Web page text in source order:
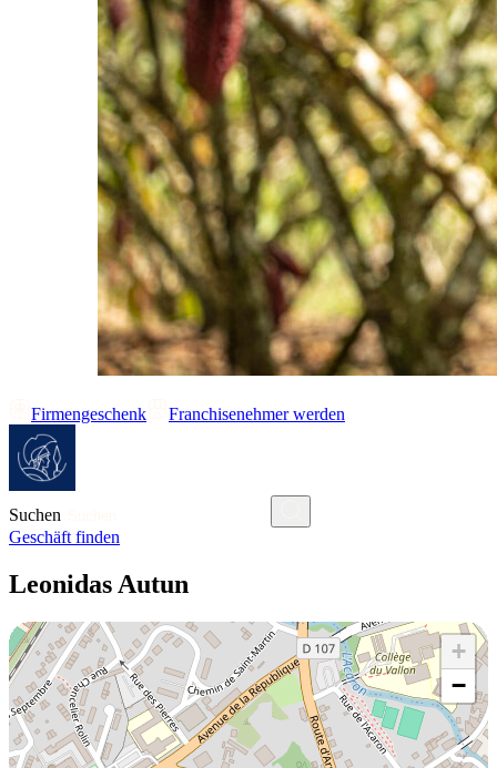
Firmengeschenk Franchisenehmer werden
Suchen
Geschäft finden
Leonidas Autun
+
−